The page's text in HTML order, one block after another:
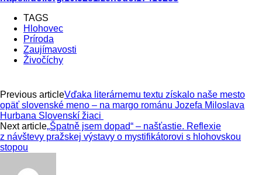
TAGS
Hlohovec
Príroda
Zaujímavosti
Živočíchy
Previous articleVďaka literárnemu textu získalo naše mesto
opäť slovenské meno – na margo románu Jozefa Miloslava
Hurbana Slovenskí žiaci
Next article„Špatně jsem dopad“ – našťastie. Reflexie
z návštevy pražskej výstavy o mystifikátorovi s hlohovskou
stopou